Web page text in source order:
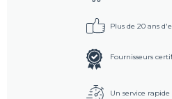
Plus de 20 ans
Fournisseurs
Un service